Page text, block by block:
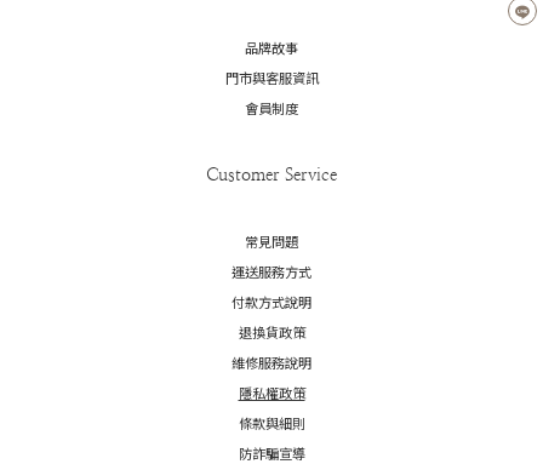
品牌故事
門市與客服資訊
會員制度
Customer Service
常見問題
運送服務方式
付款方式說明
退換貨政策
維修服務說明
隱私權政策
條款與細則
防詐騙宣導